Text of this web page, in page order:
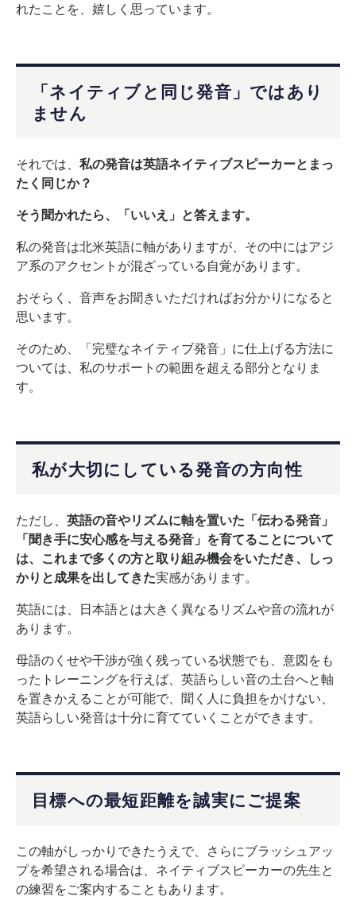
れたことを、嬉しく思っています。
「ネイティブと同じ発音」ではあり
ません
それでは、 私の発音は英語ネイティブスピーカーとまっ
たく同じか？
そう聞かれたら、「いいえ」と答えます。
私の発音は北米英語に軸がありますが、その中にはアジ
ア系のアクセントが混ざっている自覚があります。
おそらく、音声をお聞きいただければお分かりになると
思います。
そのため、「完璧なネイティブ発音」に仕上げる方法に
ついては、私のサポートの範囲を超える部分となりま
す。
私が大切にしている発音の方向性
ただし、 英語の音やリズムに軸を置いた「伝わる発音」
「聞き手に安心感を与える発音」を育てることについて
は、これまで多くの方と取り組み機会をいただき、しっ
かりと成果を出してきた実感があります。
英語には、日本語とは大きく異なるリズムや音の流れが
あります。
母語のくせや干渉が強く残っている状態でも、意図をも
ったトレーニングを行えば、英語らしい音の土台へと軸
を置きかえることが可能で、聞く人に負担をかけない、
英語らしい発音は十分に育てていくことができます。
目標への最短距離を誠実にご提案
この軸がしっかりできたうえで、さらにブラッシュアッ
プを希望される場合は、ネイティブスピーカーの先生と
の練習をご案内することもあります。